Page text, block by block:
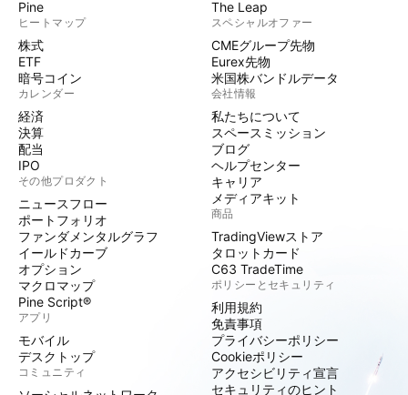
Pine
ヒートマップ
株式
ETF
暗号コイン
カレンダー
経済
決算
配当
IPO
その他プロダクト
ニュースフロー
ポートフォリオ
ファンダメンタルグラフ
イールドカーブ
オプション
マクロマップ
Pine Script®
アプリ
モバイル
デスクトップ
コミュニティ
The Leap
スペシャルオファー
CMEグループ先物
Eurex先物
米国株バンドルデータ
会社情報
私たちについて
スペースミッション
ブログ
ヘルプセンター
キャリア
メディアキット
商品
TradingViewストア
タロットカード
C63 TradeTime
ポリシーとセキュリティ
利用規約
免責事項
プライバシーポリシー
Cookieポリシー
アクセシビリティ宣言
セキュリティのヒント